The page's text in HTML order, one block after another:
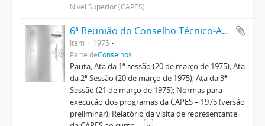
Nível Superior (CAPES)
6ª Reunião do Conselho Técnico-Administrativo
Item
1975
Parte deConselhos
Pauta; Ata da 1ª sessão (20 de março de 1975); Ata
da 2ª Sessão (20 de março de 1975); Ata da 3ª
Sessão (21 de março de 1975); Normas para
execução dos programas da CAPES – 1975 (versão
preliminar); Relatório da visita de representante